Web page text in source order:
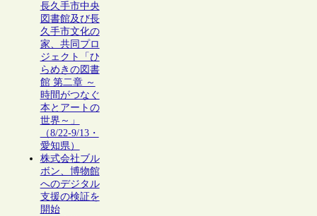
長久手市中央
図書館及び長
久手市文化の
家、共同プロ
ジェクト「ひ
らめきの図書
館 第二章 ～
時間がつなぐ
本とアートの
世界～」
（8/22-9/13・
愛知県）
株式会社ブル
ボン、博物館
へのデジタル
支援の検証を
開始